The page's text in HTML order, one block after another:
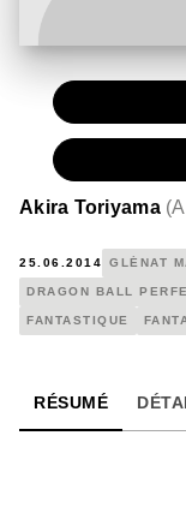
Akira Toriyama (
25.06.2014 GLÉNAT
DRAGON BALL
FANTASTIQUE
RÉSUMÉ